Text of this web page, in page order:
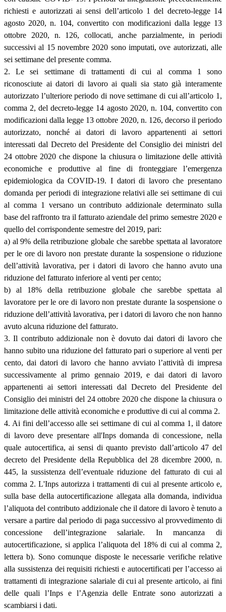
richiesti e autorizzati ai sensi dell’articolo 1 del decreto-legge 14
agosto 2020, n. 104, convertito con modificazioni dalla legge 13
ottobre 2020, n. 126, collocati, anche parzialmente, in periodi
successivi al 15 novembre 2020 sono imputati, ove autorizzati, alle
sei settimane del presente comma.
2. Le sei settimane di trattamenti di cui al comma 1 sono
riconosciute ai datori di lavoro ai quali sia stato già interamente
autorizzato l’ulteriore periodo di nove settimane di cui all’articolo 1,
comma 2, del decreto-legge 14 agosto 2020, n. 104, convertito con
modificazioni dalla legge 13 ottobre 2020, n. 126, decorso il periodo
autorizzato, nonché ai datori di lavoro appartenenti ai settori
interessati dal Decreto del Presidente del Consiglio dei ministri del
24 ottobre 2020 che dispone la chiusura o limitazione delle attività
economiche e produttive al fine di fronteggiare l’emergenza
epidemiologica da COVID-19. I datori di lavoro che presentano
domanda per periodi di integrazione relativi alle sei settimane di cui
al comma 1 versano un contributo addizionale determinato sulla
base del raffronto tra il fatturato aziendale del primo semestre 2020 e
quello del corrispondente semestre del 2019, pari:
a) al 9% della retribuzione globale che sarebbe spettata al lavoratore
per le ore di lavoro non prestate durante la sospensione o riduzione
dell’attività lavorativa, per i datori di lavoro che hanno avuto una
riduzione del fatturato inferiore al venti per cento;
b) al 18% della retribuzione globale che sarebbe spettata al
lavoratore per le ore di lavoro non prestate durante la sospensione o
riduzione dell’attività lavorativa, per i datori di lavoro che non hanno
avuto alcuna riduzione del fatturato.
3. Il contributo addizionale non è dovuto dai datori di lavoro che
hanno subito una riduzione del fatturato pari o superiore al venti per
cento, dai datori di lavoro che hanno avviato l’attività di impresa
successivamente al primo gennaio 2019, e dai datori di lavoro
appartenenti ai settori interessati dal Decreto del Presidente del
Consiglio dei ministri del 24 ottobre 2020 che dispone la chiusura o
limitazione delle attività economiche e produttive di cui al comma 2.
4. Ai fini dell’accesso alle sei settimane di cui al comma 1, il datore
di lavoro deve presentare all'Inps domanda di concessione, nella
quale autocertifica, ai sensi di quanto previsto dall’articolo 47 del
decreto del Presidente della Repubblica del 28 dicembre 2000, n.
445, la sussistenza dell’eventuale riduzione del fatturato di cui al
comma 2. L'Inps autorizza i trattamenti di cui al presente articolo e,
sulla base della autocertificazione allegata alla domanda, individua
l’aliquota del contributo addizionale che il datore di lavoro è tenuto a
versare a partire dal periodo di paga successivo al provvedimento di
concessione dell’integrazione salariale. In mancanza di
autocertificazione, si applica l’aliquota del 18% di cui al comma 2,
lettera b). Sono comunque disposte le necessarie verifiche relative
alla sussistenza dei requisiti richiesti e autocertificati per l’accesso ai
trattamenti di integrazione salariale di cui al presente articolo, ai fini
delle quali l’Inps e l’Agenzia delle Entrate sono autorizzati a
scambiarsi i dati.